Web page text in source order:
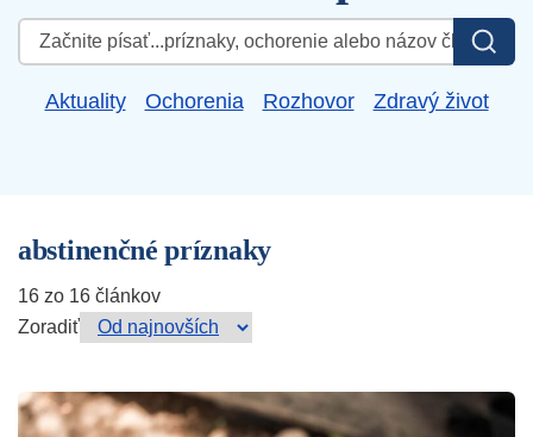
Hľadať:
Aktuality Ochorenia Rozhovor Zdravý život
abstinenčné príznaky
16 zo 16 článkov
Zoradiť